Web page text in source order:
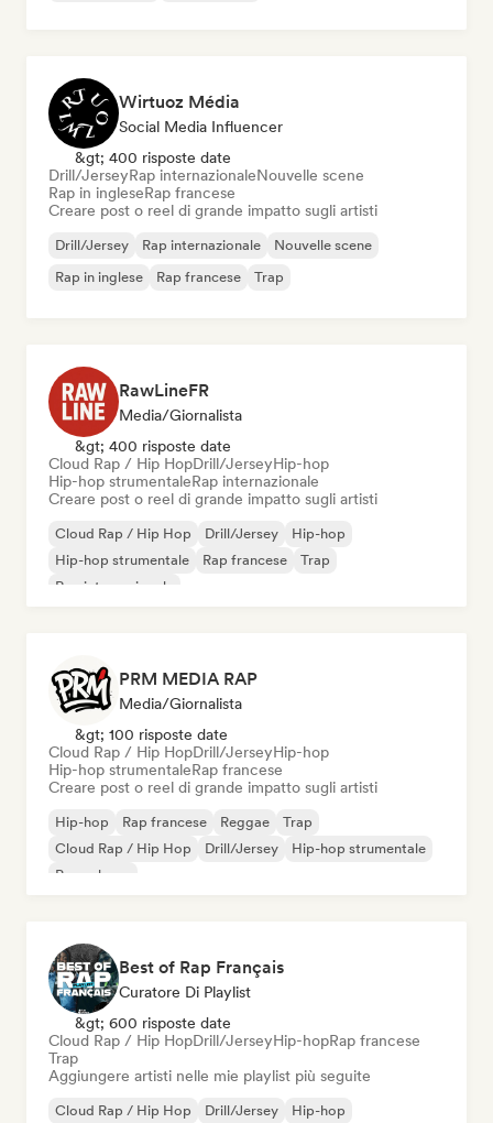
Wirtuoz Média
Social Media Influencer
&gt; 400 risposte date
Drill/JerseyRap internazionaleNouvelle scene
Rap in ingleseRap francese
Creare post o reel di grande impatto sugli artisti
Drill/Jersey Rap internazionale
Nouvelle scene
Rap in inglese
Rap francese Trap
RawLineFR
Media/Giornalista
&gt; 400 risposte date
Cloud Rap / Hip HopDrill/JerseyHip-hop
Hip-hop strumentaleRap internazionale
Creare post o reel di grande impatto sugli artisti
Cloud Rap / Hip Hop Drill/Jersey
Hip-hop
Hip-hop strumentale
Rap francese
Trap
Rap internazionale
PRM MEDIA RAP
Media/Giornalista
&gt; 100 risposte date
Cloud Rap / Hip HopDrill/JerseyHip-hop
Hip-hop strumentaleRap francese
Creare post o reel di grande impatto sugli artisti
Hip-hop Rap francese Reggae
Trap
Cloud Rap / Hip Hop
Drill/Jersey
Hip-hop strumentale
Pop urbano
Best of Rap Français
Curatore Di Playlist
&gt; 600 risposte date
Cloud Rap / Hip HopDrill/JerseyHip-hopRap francese
Trap
Aggiungere artisti nelle mie playlist più seguite
Cloud Rap / Hip Hop Drill/Jersey Hip-hop